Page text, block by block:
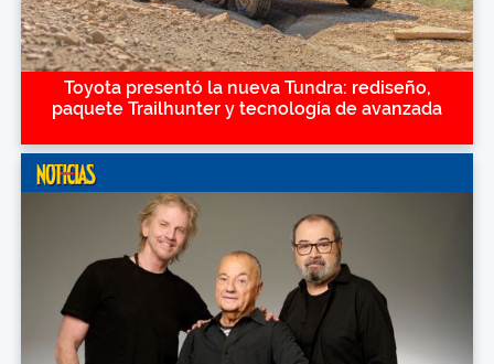
Toyota presentó la nueva Tundra: rediseño,
paquete Trailhunter y tecnología de avanzada